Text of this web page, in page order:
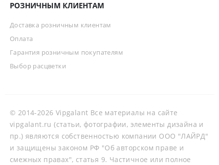
РОЗНИЧНЫМ КЛИЕНТАМ
Доставка розничным клиентам
Оплата
Гарантия розничным покупателям
Выбор расцветки
© 2014-2026 Vipgalant Все материалы на сайте
vipgalant.ru (статьи, фотографии, элементы дизайна и
пр.) являются собственностью компании ООО "ЛАЙРД"
и защищены законом РФ "Об авторском праве и
смежных правах", статья 9. Частичное или полное